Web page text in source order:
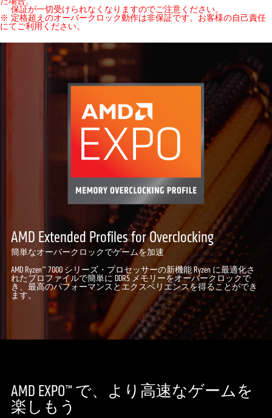
保証が一切受けられなくなりますのでご注意ください。
※ 定格超えのオーバークロック動作は非保証です。お客様の自己責任
にてご利用ください。
AMD Extended Profiles for Overclocking
簡単なオーバークロックでゲームを加速
AMD Ryzen™ 7000 シリーズ・プロセッサーの新機能 Ryzen に最適化さ
れたプロファイルで簡単に DDR5 メモリーをオーバークロックで
き、最高のパフォーマンスとエクスペリエンスを得ることができ
ます。
AMD EXPO™ で、より高速なゲームを
楽しもう